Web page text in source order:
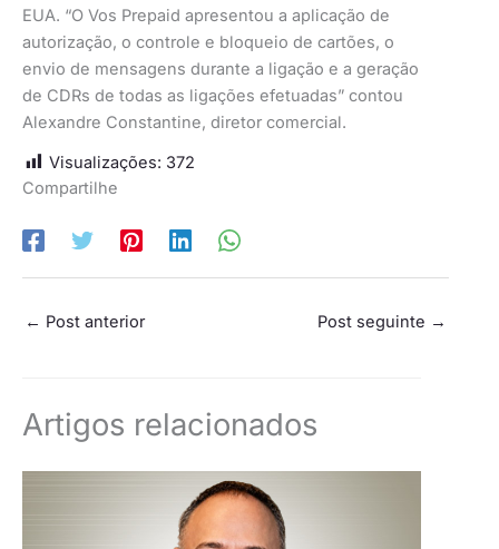
EUA. “O Vos Prepaid apresentou a aplicação de
autorização, o controle e bloqueio de cartões, o
envio de mensagens durante a ligação e a geração
de CDRs de todas as ligações efetuadas” contou
Alexandre Constantine, diretor comercial.
Visualizações: 372
Compartilhe
← Post anterior Post seguinte →
Artigos relacionados